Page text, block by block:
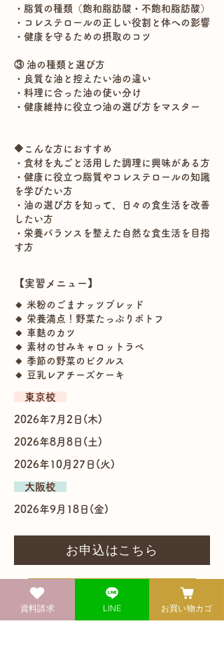
・脂質の種類（飽和脂肪酸・不飽和脂肪酸）
・コレステロールの正しい役割と体への影響
・健康を守るための摂取のコツ
③ 油の種類と選び方
・良質な油と控えたい油の違い
・料理に合った油の使い分け
・健康維持に役立つ油の選び方をマスター
🔶こんな方におすすめ
・食材を丸ごと活用した調理に興味がある方
・健康に役立つ脂質やコレステロールの知識
を学びたい方
・油の選び方を知って、日々の食生活を改善
したい方
・栄養バランスを整えた自然な食生活を目指
す方
【実習メニュー】
🔸 米粉のごまナッツブレッド
🔸 栄養満点！野菜たっぷりポトフ
🔸 車麩のカツ
🔸 素材の甘みキャロットラペ
🔸 季節の野菜のピクルス
🔸 豆乳レアチーズケーキ
​ 東京校
2026年7月2日(木)
2026年8月8日(土)
2026年10月27日(火)
​ 大阪校
2026年9月18日(金)
お申込はこちら
満席の場合はこちらから受付中
※キャンセルが出た場合に優先してご案内い
資料請求 LINE お買い物カゴ